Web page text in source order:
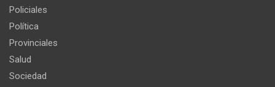
Policiales
Política
Provinciales
Salud
Sociedad